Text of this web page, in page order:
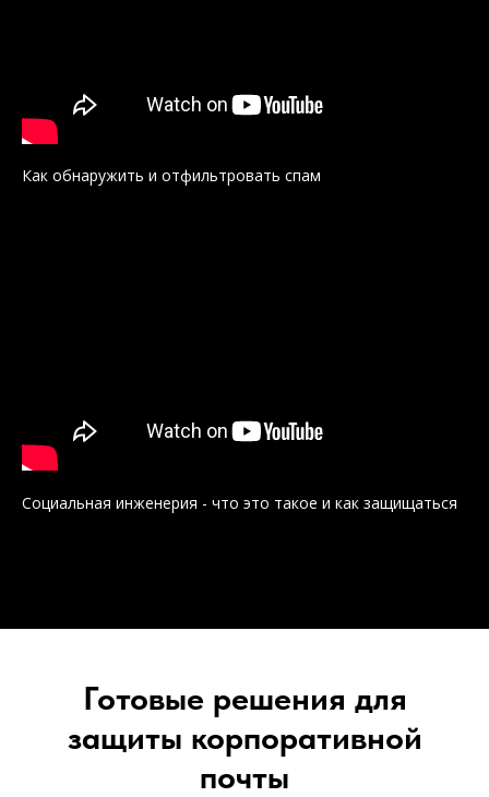
Как обнаружить и отфильтровать спам
Социальная инженерия - что это такое и как защищаться
Готовые решения для
защиты корпоративной
почты